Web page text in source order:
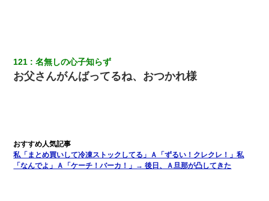
[緊急]ベロベロの女に声をかけて行為してきた結果
らいなら、渡さないほうがマシだからね」→ ６０万したと話した
ら・・・
121 名無しの心子知らず
お父さんがんばってるね、おつかれ様
私「まとめ買いして冷凍ストックしてる」Ａ「ずるい！クレクレ！」私
「なんでよ」Ａ「ケーチ！バーカ！」→ 後日、Ａ旦那が凸してきた